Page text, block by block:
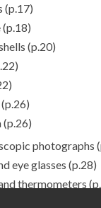
(p.17)
(p.18)
(p.20)
(p.26)
(p.26)
photographs
eye glasses (p.28)
thermometers